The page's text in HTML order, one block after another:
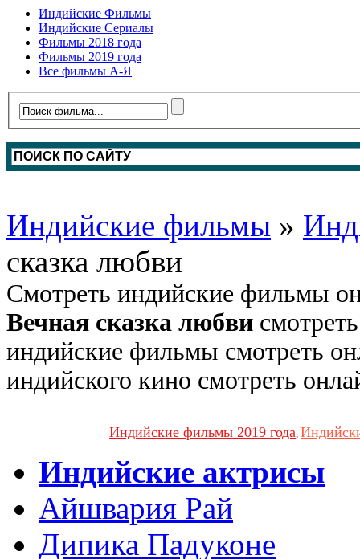
Индийские Фильмы
Индийские Сериалы
Фильмы 2018 года
Фильмы 2019 года
Все фильмы А-Я
Индийские фильмы »
сказка любви
Смотреть индийские фильмы
Вечная сказка любви
индийские фильмы смотреть
индийского кино смотреть
Индийские фильмы 2019 года
Индийские актрисы
Айшвария Рай
Дипика Падуконе